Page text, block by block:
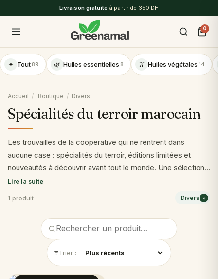
Livraison gratuiteà partir de 350 DH
0
✦ Tout 89 🌿 Huiles essentielles 8 🫒 Huiles végétales 14
Accueil / Boutique / Divers
Spécialités du terroir marocain
Les trouvailles de la coopérative qui ne rentrent dans
aucune case : spécialités du terroir, éditions limitées et
nouveautés à découvrir avant tout le monde. Une sélection
courte, renouvelée au fil des récoltes du Moyen Atlas.
1 produit Divers ×
Trier :